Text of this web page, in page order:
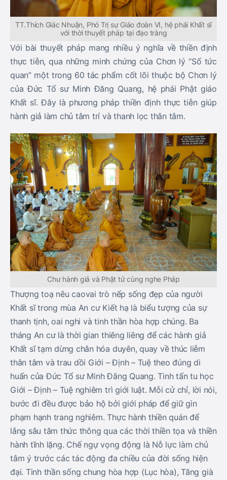
TT.Thích Giác Nhuận, Phó Trị sự Giáo đoàn VI, hệ phái Khất sĩ
với thời thuyết pháp tại đạo tràng
Với bài thuyết pháp mang nhiều ý nghĩa về thiền định
thực tiễn, qua những minh chứng của Chơn lý “Số tức
quan” một trong 60 tác phẩm cốt lõi thuộc bộ Chơn lý
của Đức Tổ sư Minh Đăng Quang, hệ phái Phật giáo
Khất sĩ. Đây là phương pháp thiền định thực tiễn giúp
hành giả làm chủ tâm trí và thanh lọc thân tâm.
Chư hành giả và Phật tử cùng nghe Pháp
Thượng toạ nêu caovai trò nếp sống đẹp của người
Khất sĩ trong mùa An cư Kiết hạ là biểu tượng của sự
thanh tịnh, oai nghi và tinh thần hòa hợp chúng. Ba
tháng An cư là thời gian thiêng liêng để các hành giả
Khất sĩ tạm dừng chân hóa duyên, quay về thúc liễm
thân tâm và trau dồi Giới – Định – Tuệ theo đúng di
huấn của Đức Tổ sư Minh Đăng Quang. Tinh tấn tu học
Giới – Định – Tuệ nghiêm trì giới luật. Mỗi cử chỉ, lời nói,
bước đi đều được bảo hộ bởi giới pháp để giữ gìn
phạm hạnh trang nghiêm. Thực hành thiền quán để
lắng sâu tâm thức thông qua các thời thiền tọa và thiền
hành tĩnh lặng. Chế ngự vọng động là Nỗ lực làm chủ
tâm ý trước các tác động đa chiều của đời sống hiện
đại. Tinh thần sống chung hòa hợp (Lục hòa), Tăng già